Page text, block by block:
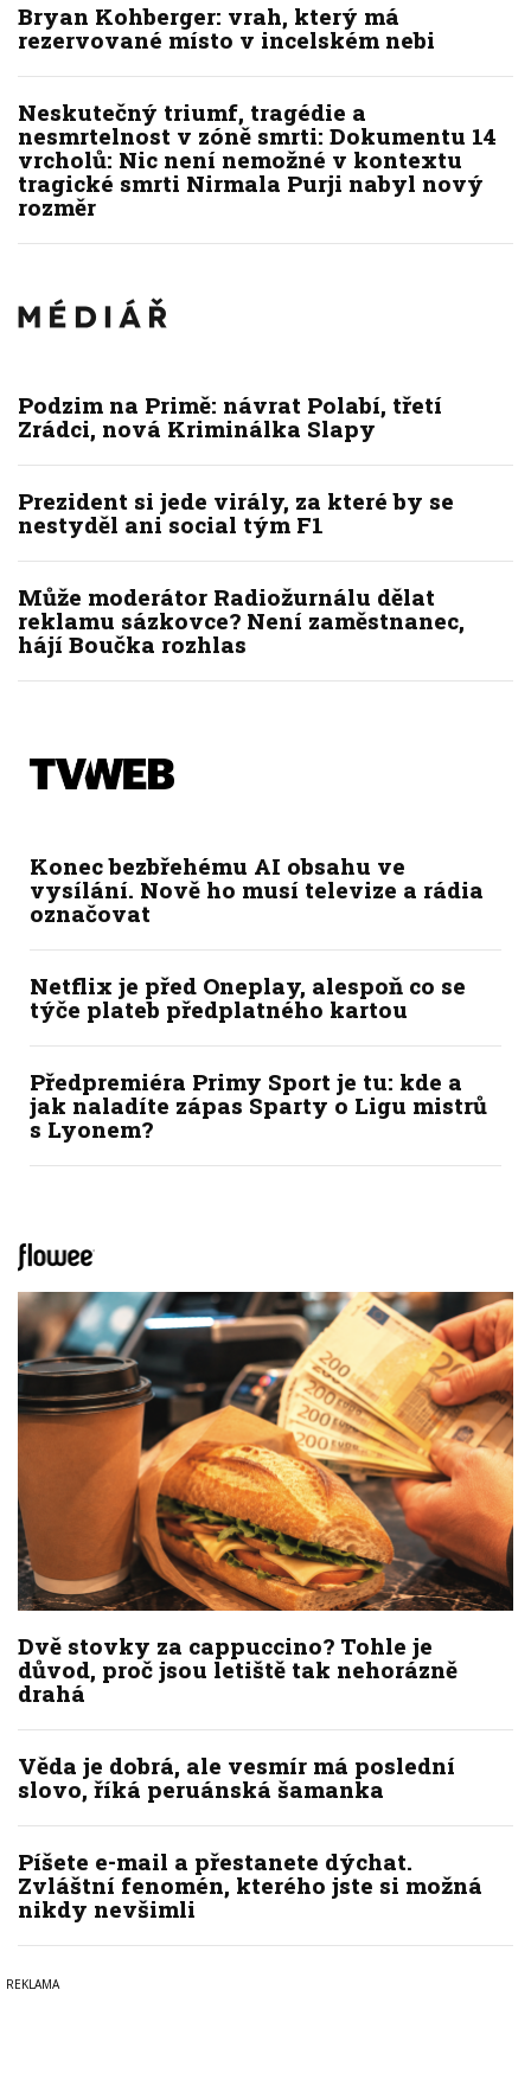
Bryan Kohberger: vrah, který má
rezervované místo v incelském nebi
Neskutečný triumf, tragédie a
nesmrtelnost v zóně smrti: Dokumentu 14
vrcholů: Nic není nemožné v kontextu
tragické smrti Nirmala Purji nabyl nový
rozměr
Podzim na Primě: návrat Polabí, třetí
Zrádci, nová Kriminálka Slapy
Prezident si jede virály, za které by se
nestyděl ani social tým F1
Může moderátor Radiožurnálu dělat
reklamu sázkovce? Není zaměstnanec,
hájí Boučka rozhlas
Konec bezbřehému AI obsahu ve
vysílání. Nově ho musí televize a rádia
označovat
Netflix je před Oneplay, alespoň co se
týče plateb předplatného kartou
Předpremiéra Primy Sport je tu: kde a
jak naladíte zápas Sparty o Ligu mistrů
s Lyonem?
Dvě stovky za cappuccino? Tohle je
důvod, proč jsou letiště tak nehorázně
drahá
Věda je dobrá, ale vesmír má poslední
slovo, říká peruánská šamanka
Píšete e-mail a přestanete dýchat.
Zvláštní fenomén, kterého jste si možná
nikdy nevšimli